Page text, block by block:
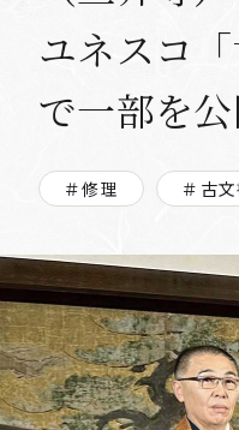
ユネスコ
で一部を
＃修理 ＃古